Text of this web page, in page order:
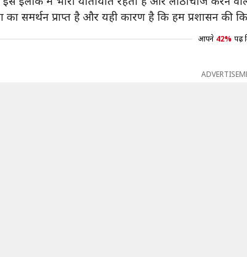
समर्थन प्राप्त है और यही कारण है कि हम प्रशासन की
आपने 42% पढ़